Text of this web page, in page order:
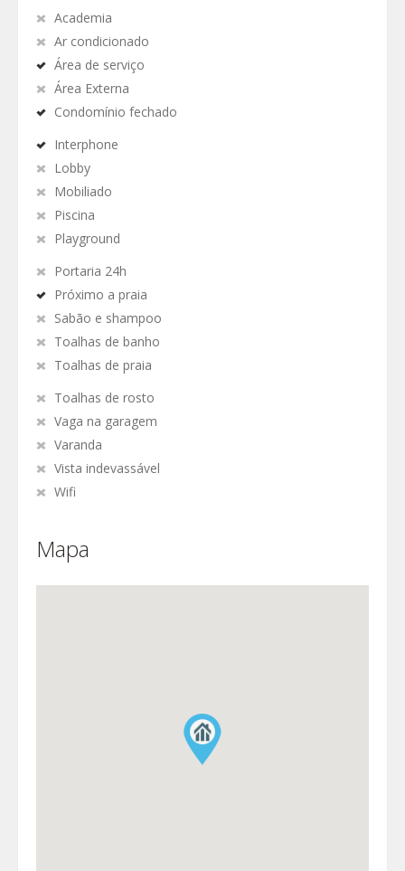
Academia
Ar condicionado
Área de serviço
Área Externa
Condomínio fechado
Interphone
Lobby
Mobiliado
Piscina
Playground
Portaria 24h
Próximo a praia
Sabão e shampoo
Toalhas de banho
Toalhas de praia
Toalhas de rosto
Vaga na garagem
Varanda
Vista indevassável
Wifi
Mapa